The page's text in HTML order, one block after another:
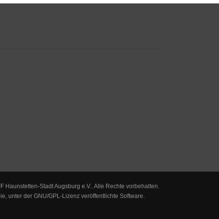
Haunstetten-Stadt Augsburg e.V.. Alle Rechte vorbehalten.
unter der GNU/GPL-Lizenzveröffentlichte Software.